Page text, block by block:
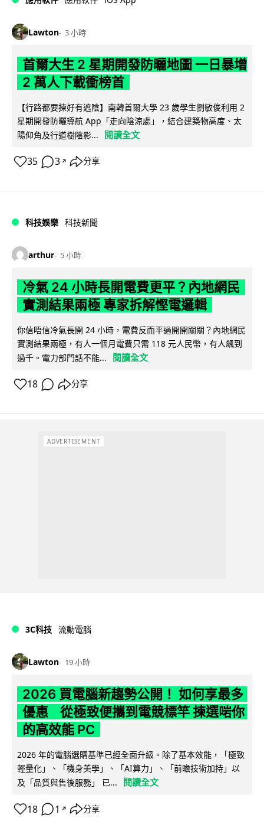
Lawton 3 小時
首爾大生 2 星期開發防曬地圖 一日暴增
2 萬人下載衝榜首
【行路都要揀好有遮陰】南韓首爾大學 23 歲學生劉敏俊利用 2
星期開發防曬導航 App「走向陰涼處」，結合建築物高度、太
陽仰角及行道樹陰影...
閱讀全文
35 3 ↗ 分享
科技娛樂 科技新聞
arthur 5 小時
冷氣 24 小時長開電費更平？內地網民
實測結果兩極 專家拆解慳電邏輯
你信唔信冷氣長開 24 小時，電費反而平過開開關關？內地網民
實測結果兩極，有人一個月電費只需 118 元人民幣，有人飆到
過千。電力部門話不能...
閱讀全文
18 分享
ADVERTISEMENT
3C科技 流動電腦
Lawton 19 小時
2026 買電腦新趨勢公開！ 如何享最多
優惠 從極致便攜到電競標竿 揀選啱你
的高效能 PC
2026 年的電腦選購基準已經全面升級。除了基本效能，「極致
輕量化」、「機身美學」、「AI算力」、「前瞻技術加持」以
及「品質與售後服務」 已...
閱讀全文
18 1 ↗ 分享